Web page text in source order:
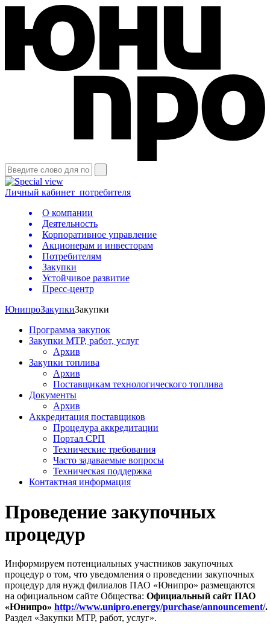
Личный кабинет потребителя
О компании
Деятельность
Корпоративное управление
Акционерам и инвесторам
Потребителям
Закупки
Устойчивое развитие
Пресс-центр
ЮнипроЗакупкиЗакупки
Программа закупок
Закупки МТР, работ, услуг
Архив
Закупки топлива
Архив
Поставщикам технологического топлива
Документы
Архив
Аккредитация поставщиков
Процедура аккредитации
Портал СРП
Технические требования
Часто задаваемые вопросы
Техническая поддержка
Контактная информация
Проведение закупочных
процедур
Информируем потенциальных участников закупочных
процедур о том, что уведомления о проведении закупочных
процедур для нужд филиалов ПАО «Юнипро» размещаются
на официальном сайте Общества: Официальный сайт ПАО
«Юнипро» http://www.unipro.energy/purchase/announcement/.
Раздел «Закупки МТР, работ, услуг».